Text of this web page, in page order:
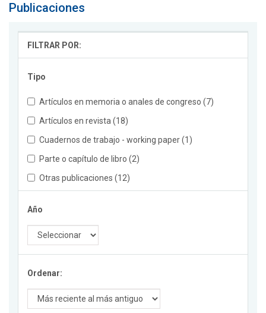
Publicaciones
FILTRAR POR:
Tipo
Artículos en memoria o anales de congreso (7)
Artículos en revista (18)
Cuadernos de trabajo - working paper (1)
Parte o capítulo de libro (2)
Otras publicaciones (12)
Año
Ordenar: